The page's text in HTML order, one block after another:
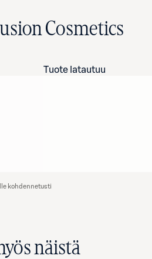
Cosmetics
Tuote latautuu
kohdennetusti
näistä